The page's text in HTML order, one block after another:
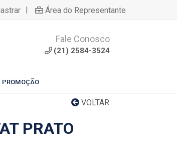
| Área do Representante
Fale Conosco
(21) 2584-3524
PROMOÇÃO
VOLTAR
PRATO